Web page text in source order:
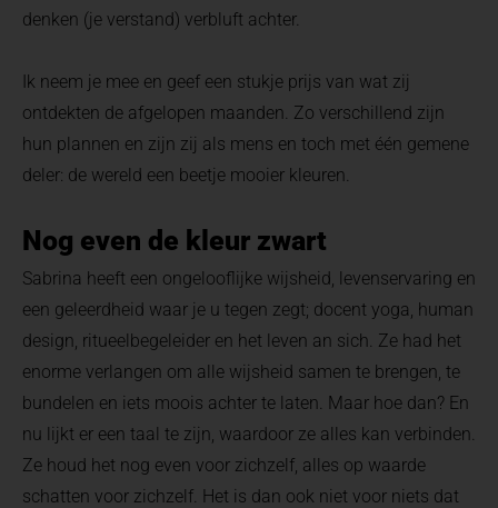
denken (je verstand) verbluft achter.
Ik neem je mee en geef een stukje prijs van wat zij
ontdekten de afgelopen maanden. Zo verschillend zijn
hun plannen en zijn zij als mens en toch met één gemene
deler: de wereld een beetje mooier kleuren.
Nog even de kleur zwart
Sabrina heeft een ongelooflijke wijsheid, levenservaring en
een geleerdheid waar je u tegen zegt; docent yoga, human
design, ritueelbegeleider en het leven an sich. Ze had het
enorme verlangen om alle wijsheid samen te brengen, te
bundelen en iets moois achter te laten. Maar hoe dan? En
nu lijkt er een taal te zijn, waardoor ze alles kan verbinden.
Ze houd het nog even voor zichzelf, alles op waarde
schatten voor zichzelf. Het is dan ook niet voor niets dat